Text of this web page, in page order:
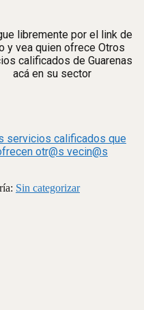
libremente por el link de
y vea quien ofrece Otros
calificados de Guarenas
acá en su sector
servicios calificados que
otr@s vecin@s
Sin categorizar